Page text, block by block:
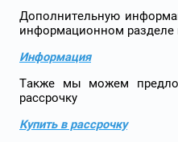
Дополнительную
информационном разделе
Информация
Также мы можем
рассрочку
Купить в рассрочку